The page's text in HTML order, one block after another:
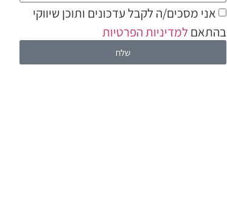
אני מסכים/ה לקבל עדכונים ותוכן שיווקי
בהתאם למדיניות הפרטיות
שלח